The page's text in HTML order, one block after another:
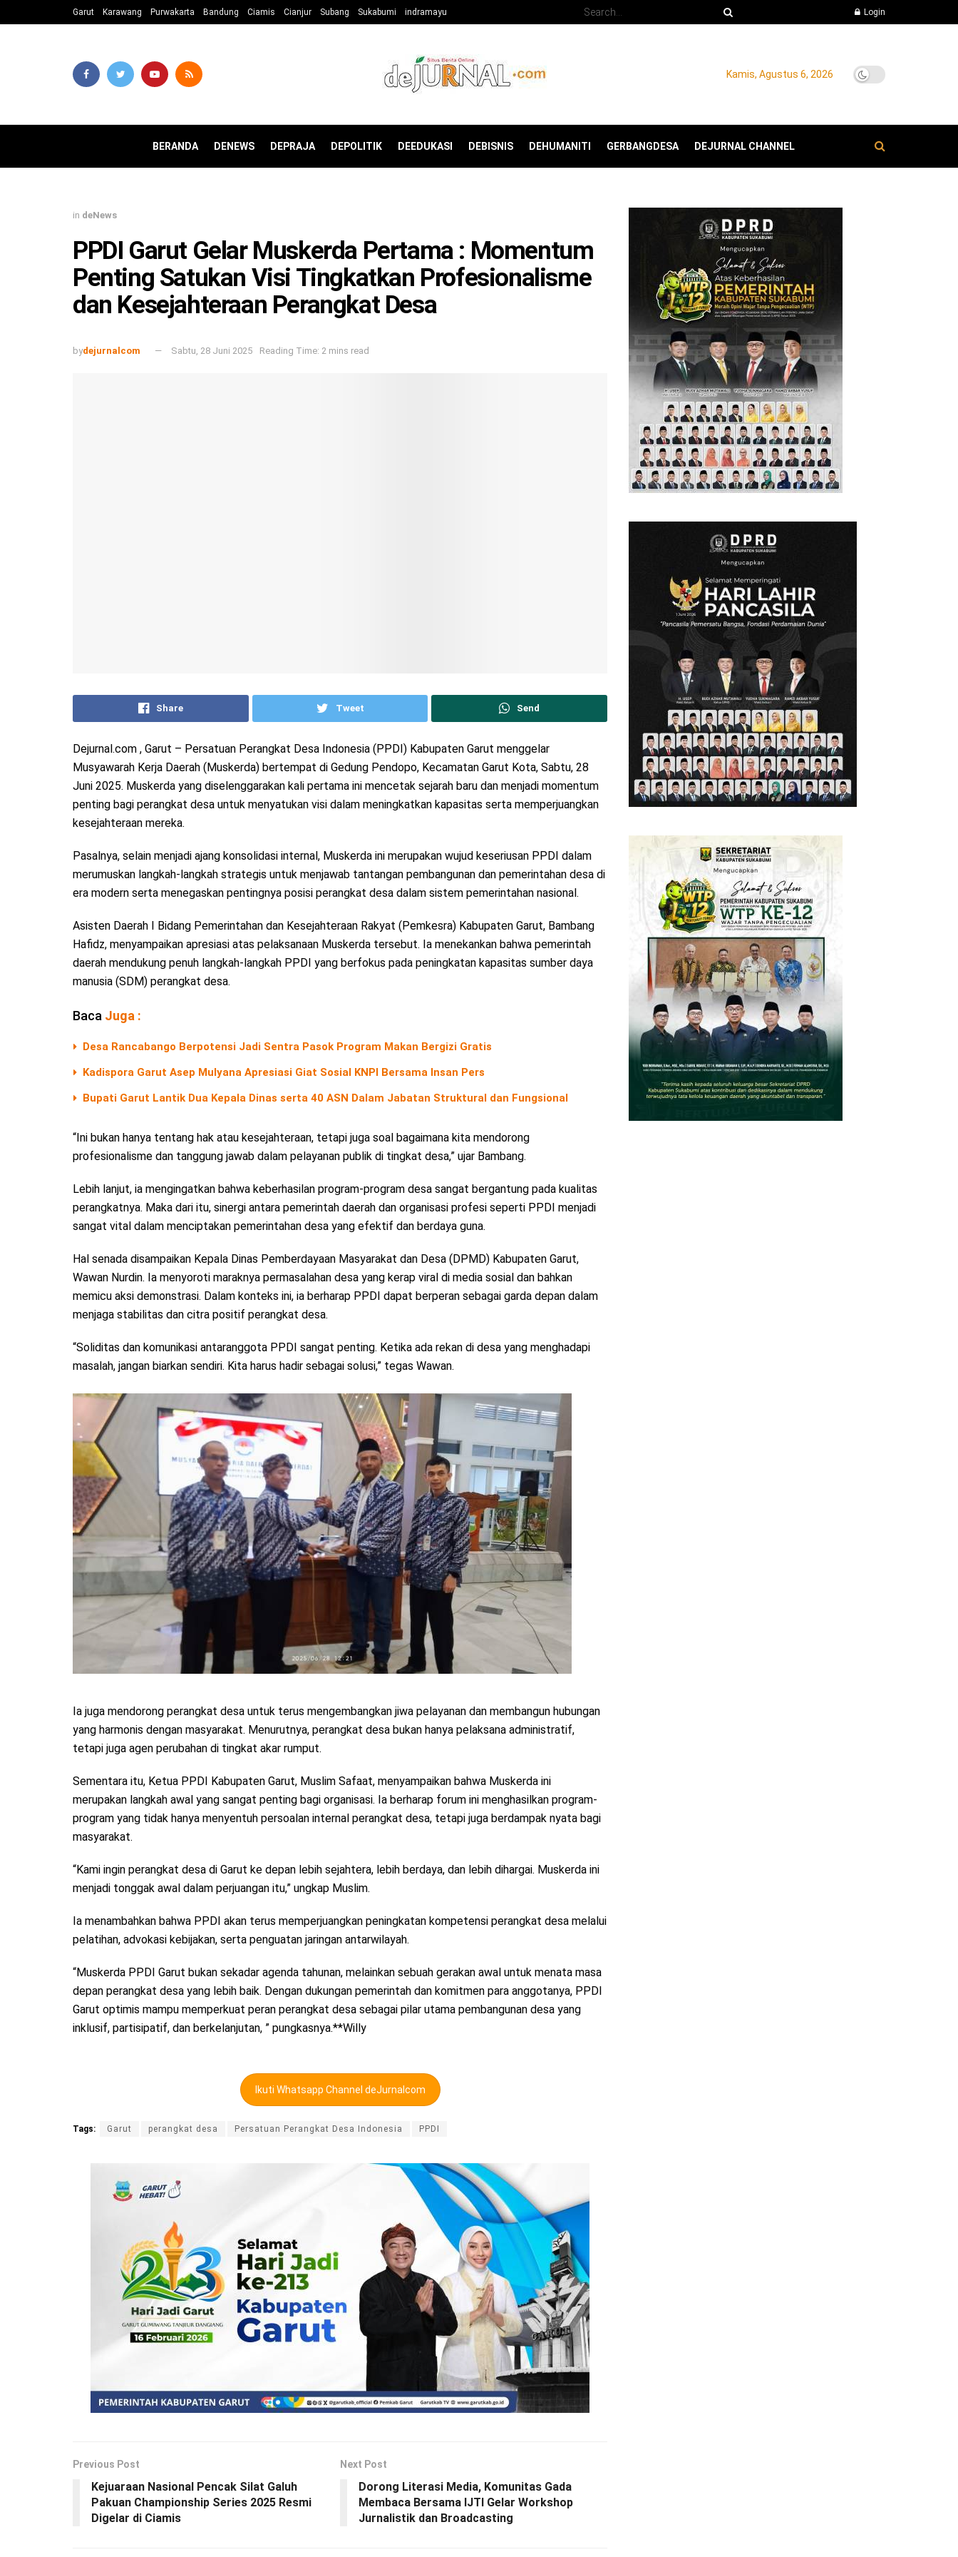
Garut Karawang Purwakarta Bandung Ciamis Cianjur Subang Sukabumi indramayu Login
Kamis, Agustus 6, 2026
BERANDA DENEWS DEPRAJA DEPOLITIK DEEDUKASI DEBISNIS DEHUMANITI GERBANGDESA DEJURNAL CHANNEL
in deNews
PPDI Garut Gelar Muskerda Pertama : Momentum
Penting Satukan Visi Tingkatkan Profesionalisme
dan Kesejahteraan Perangkat Desa
bydejurnalcom Sabtu, 28 Juni 2025 Reading Time: 2 mins read
Share Tweet Send
Dejurnal.com , Garut – Persatuan Perangkat Desa Indonesia (PPDI) Kabupaten Garut menggelar
Musyawarah Kerja Daerah (Muskerda) bertempat di Gedung Pendopo, Kecamatan Garut Kota, Sabtu, 28
Juni 2025. Muskerda yang diselenggarakan kali pertama ini mencetak sejarah baru dan menjadi momentum
penting bagi perangkat desa untuk menyatukan visi dalam meningkatkan kapasitas serta memperjuangkan
kesejahteraan mereka.
Pasalnya, selain menjadi ajang konsolidasi internal, Muskerda ini merupakan wujud keseriusan PPDI dalam
merumuskan langkah-langkah strategis untuk menjawab tantangan pembangunan dan pemerintahan desa di
era modern serta menegaskan pentingnya posisi perangkat desa dalam sistem pemerintahan nasional.
Asisten Daerah I Bidang Pemerintahan dan Kesejahteraan Rakyat (Pemkesra) Kabupaten Garut, Bambang
Hafidz, menyampaikan apresiasi atas pelaksanaan Muskerda tersebut. Ia menekankan bahwa pemerintah
daerah mendukung penuh langkah-langkah PPDI yang berfokus pada peningkatan kapasitas sumber daya
manusia (SDM) perangkat desa.
Baca Juga :
Desa Rancabango Berpotensi Jadi Sentra Pasok Program Makan Bergizi Gratis
Kadispora Garut Asep Mulyana Apresiasi Giat Sosial KNPI Bersama Insan Pers
Bupati Garut Lantik Dua Kepala Dinas serta 40 ASN Dalam Jabatan Struktural dan Fungsional
“Ini bukan hanya tentang hak atau kesejahteraan, tetapi juga soal bagaimana kita mendorong
profesionalisme dan tanggung jawab dalam pelayanan publik di tingkat desa,” ujar Bambang.
Lebih lanjut, ia mengingatkan bahwa keberhasilan program-program desa sangat bergantung pada kualitas
perangkatnya. Maka dari itu, sinergi antara pemerintah daerah dan organisasi profesi seperti PPDI menjadi
sangat vital dalam menciptakan pemerintahan desa yang efektif dan berdaya guna.
Hal senada disampaikan Kepala Dinas Pemberdayaan Masyarakat dan Desa (DPMD) Kabupaten Garut,
Wawan Nurdin. Ia menyoroti maraknya permasalahan desa yang kerap viral di media sosial dan bahkan
memicu aksi demonstrasi. Dalam konteks ini, ia berharap PPDI dapat berperan sebagai garda depan dalam
menjaga stabilitas dan citra positif perangkat desa.
“Soliditas dan komunikasi antaranggota PPDI sangat penting. Ketika ada rekan di desa yang menghadapi
masalah, jangan biarkan sendiri. Kita harus hadir sebagai solusi,” tegas Wawan.
Ia juga mendorong perangkat desa untuk terus mengembangkan jiwa pelayanan dan membangun hubungan
yang harmonis dengan masyarakat. Menurutnya, perangkat desa bukan hanya pelaksana administratif,
tetapi juga agen perubahan di tingkat akar rumput.
Sementara itu, Ketua PPDI Kabupaten Garut, Muslim Safaat, menyampaikan bahwa Muskerda ini
merupakan langkah awal yang sangat penting bagi organisasi. Ia berharap forum ini menghasilkan program-
program yang tidak hanya menyentuh persoalan internal perangkat desa, tetapi juga berdampak nyata bagi
masyarakat.
“Kami ingin perangkat desa di Garut ke depan lebih sejahtera, lebih berdaya, dan lebih dihargai. Muskerda ini
menjadi tonggak awal dalam perjuangan itu,” ungkap Muslim.
Ia menambahkan bahwa PPDI akan terus memperjuangkan peningkatan kompetensi perangkat desa melalui
pelatihan, advokasi kebijakan, serta penguatan jaringan antarwilayah.
“Muskerda PPDI Garut bukan sekadar agenda tahunan, melainkan sebuah gerakan awal untuk menata masa
depan perangkat desa yang lebih baik. Dengan dukungan pemerintah dan komitmen para anggotanya, PPDI
Garut optimis mampu memperkuat peran perangkat desa sebagai pilar utama pembangunan desa yang
inklusif, partisipatif, dan berkelanjutan, ” pungkasnya.**Willy
Ikuti Whatsapp Channel deJurnalcom
Tags: Garut perangkat desa Persatuan Perangkat Desa Indonesia PPDI
Previous Post
Kejuaraan Nasional Pencak Silat Galuh
Pakuan Championship Series 2025 Resmi
Digelar di Ciamis
Next Post
Dorong Literasi Media, Komunitas Gada
Membaca Bersama IJTI Gelar Workshop
Jurnalistik dan Broadcasting